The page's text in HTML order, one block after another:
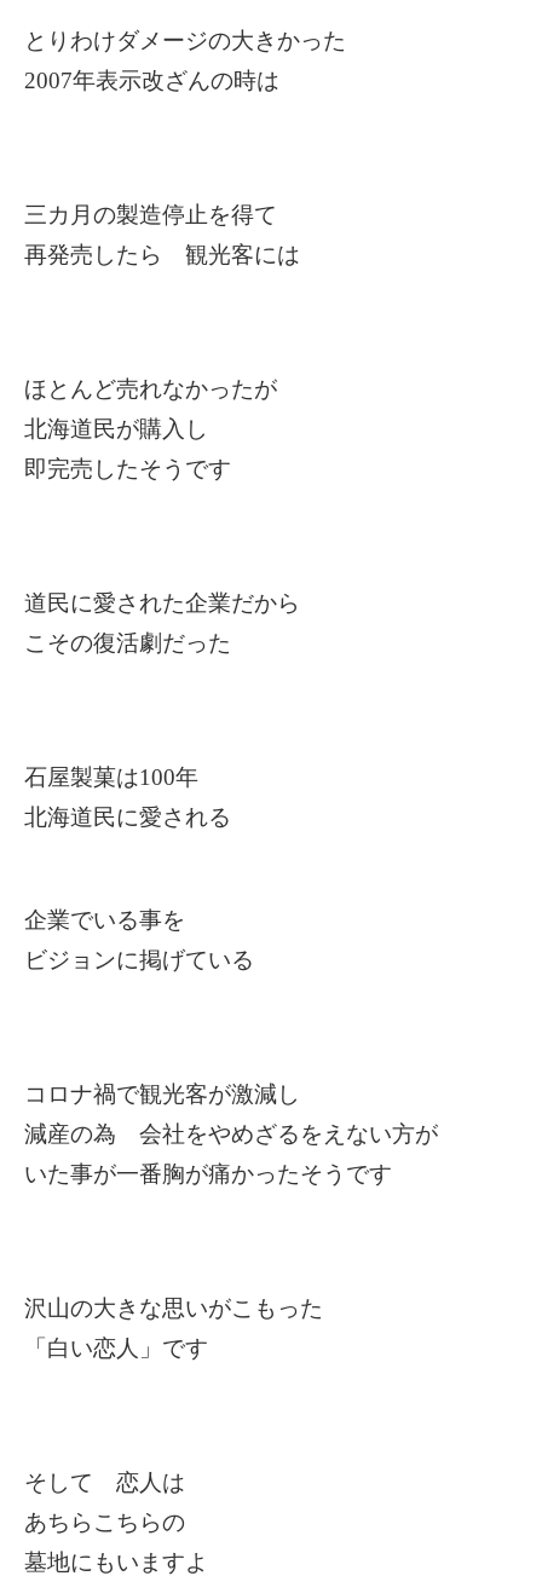
とりわけダメージの大きかった
2007年表示改ざんの時は
三カ月の製造停止を得て
再発売したら 観光客には
ほとんど売れなかったが
北海道民が購入し
即完売したそうです
道民に愛された企業だから
こその復活劇だった
石屋製菓は100年
北海道民に愛される
企業でいる事を
ビジョンに掲げている
コロナ禍で観光客が激減し
減産の為 会社をやめざるをえない方が
いた事が一番胸が痛かったそうです
沢山の大きな思いがこもった
「白い恋人」です
そして 恋人は
あちらこちらの
墓地にもいますよ